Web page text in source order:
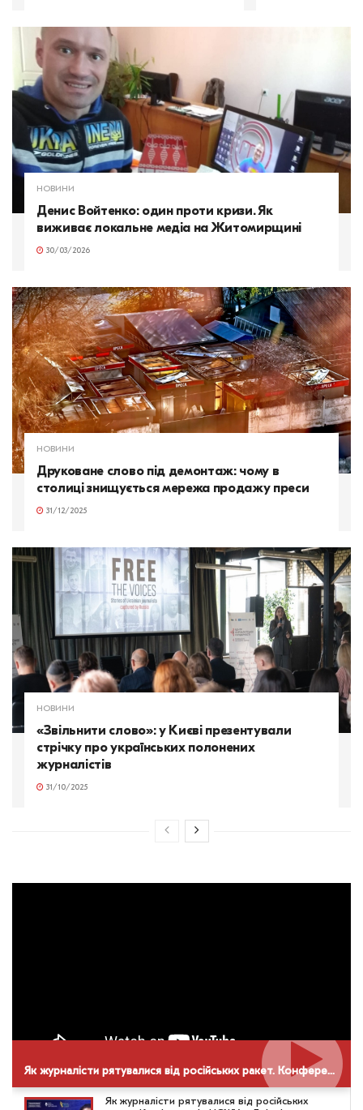
НОВИНИ
Денис Войтенко: один проти кризи. Як
виживає локальне медіа на Житомирщині
30/03/2026
НОВИНИ
Друковане слово під демонтаж: чому в
столиці знищується мережа продажу преси
31/12/2025
НОВИНИ
«Звільнити слово»: у Києві презентували
стрічку про українських полонених
журналістів
31/10/2025
Як журналісти рятувалися від російських ракет. Конференція НСЖУ в Дніпрі
Як журналісти рятувалися від російських